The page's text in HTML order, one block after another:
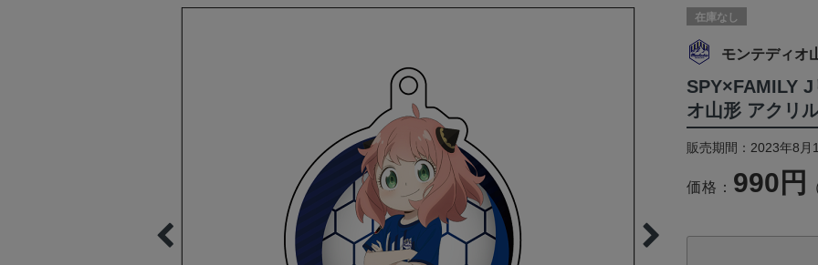
在庫なし
モンテディオ
SPY×FAMILY
オ山形 アクリ
販売期間：2023年8
価格： 990円